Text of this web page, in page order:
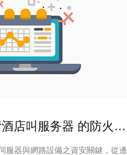
店叫服务器 的防火墙
服器與網路設備之資安關鍵，從邊